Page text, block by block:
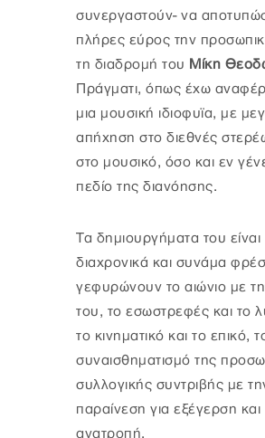
συνεργαστούν- να
πλήρες εύρος την
τη διαδρομή του Μίκη
Πράγματι, όπως έχω
μια μουσική ιδιοφυϊα, με
απήχηση στο διεθνές
στο μουσικό, όσο και εν
πεδίο της διανόησης.
Τα δημιουργήματα του είναι
διαχρονικά και συνάμα
γεφυρώνουν το αιώνιο με
του, το εσωστρεφές και το
το κινηματικό και το επικό,
συναισθηματισμό της
συλλογικής συντριβής με
παραίνεση για εξέγερση και
ανατροπή.